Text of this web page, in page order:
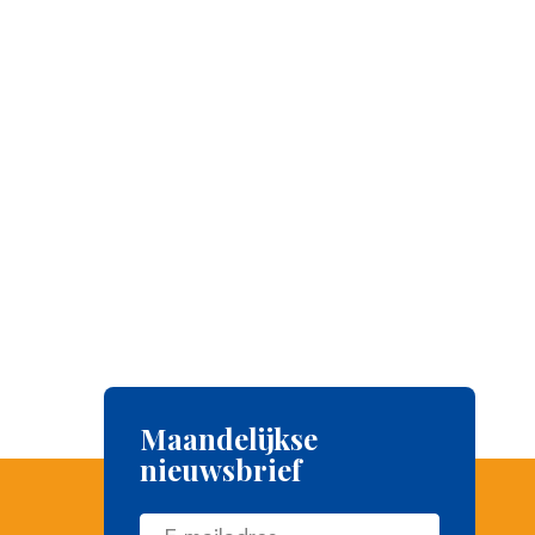
Maandelijkse
nieuwsbrief